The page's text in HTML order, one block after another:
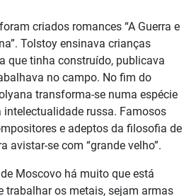
criados romances “A Guerra e
Tolstoy ensinava crianças
que tinha construído, publicava
no campo. No fim do
transforma-se numa espécie
russa. Famosos
e adeptos da filosofia de
avistar-se com “grande velho”.
Moscovo há muito que está
trabalhar os metais, sejam armas